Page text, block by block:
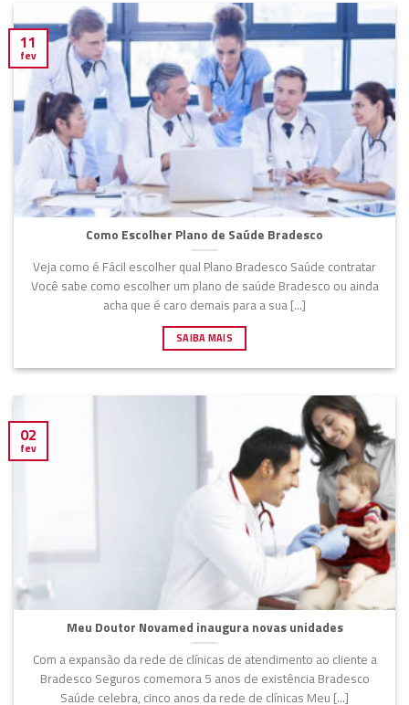
Como Escolher Plano de Saúde Bradesco
Veja como é Fácil escolher qual Plano Bradesco Saúde contratar
Você sabe como escolher um plano de saúde Bradesco ou ainda
acha que é caro demais para a sua [...]
SAIBA MAIS
11
fev
Meu Doutor Novamed inaugura novas unidades
Com a expansão da rede de clínicas de atendimento ao cliente a
Bradesco Seguros comemora 5 anos de existência Bradesco
Saúde celebra, cinco anos da rede de clínicas Meu [...]
02
fev